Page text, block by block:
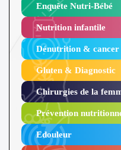
Enquête Nutri-Bébé ​
Nutrition infantile
Dénutrition & cancer
Gluten & Diagnostic
Chirurgies de la
Prévention
Edouleur​